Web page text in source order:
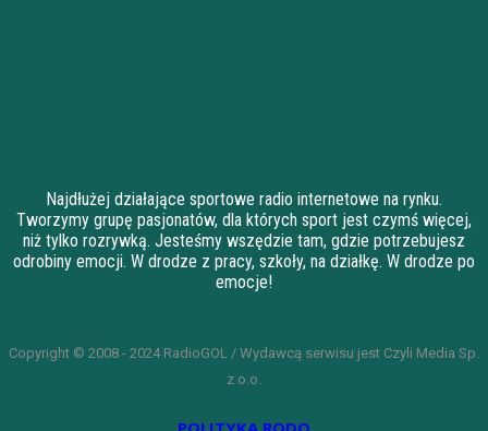
Najdłużej działające sportowe radio internetowe na rynku.
Tworzymy grupę pasjonatów, dla których sport jest czymś więcej,
niż tylko rozrywką. Jesteśmy wszędzie tam, gdzie potrzebujesz
odrobiny emocji. W drodze z pracy, szkoły, na działkę. W drodze po
emocje!
Copyright © 2008 - 2024 RadioGOL / Wydawcą serwisu jest Czyli Media Sp.
z o.o.